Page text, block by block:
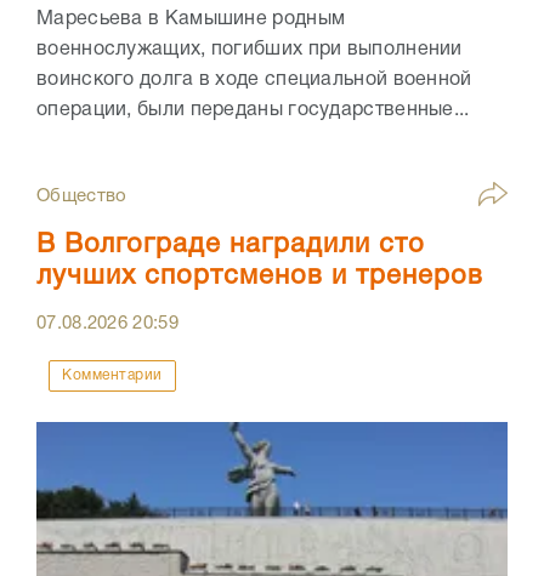
Маресьева в Камышине родным
военнослужащих, погибших при выполнении
воинского долга в ходе специальной военной
операции, были переданы государственные...
Общество
В Волгограде наградили сто
лучших спортсменов и тренеров
07.08.202620:59
Комментарии